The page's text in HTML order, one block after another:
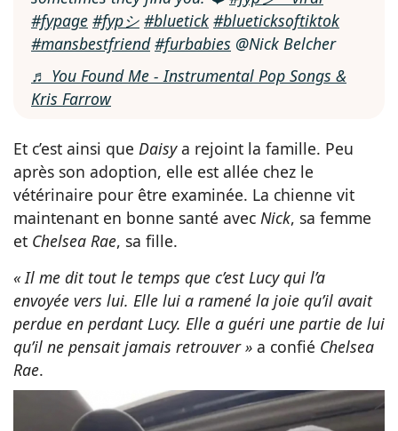
#fypage #fypシ #bluetick #blueticksoftiktok
#mansbestfriend #furbabies @Nick Belcher
♬ You Found Me - Instrumental Pop Songs &
Kris Farrow
Et c’est ainsi que Daisya rejoint la famille. Peu
après son adoption, elle est allée chez le
vétérinaire pour être examinée. La chienne vit
maintenant en bonne santé avec Nick, sa femme
et Chelsea Rae, sa fille.
« Il me dit tout le temps que c’est Lucy qui l’a
envoyée vers lui. Elle lui a ramené la joie qu’il avait
perdue en perdant Lucy. Elle a guéri une partie de lui
qu’il ne pensait jamais retrouver » a confié Chelsea
Rae.